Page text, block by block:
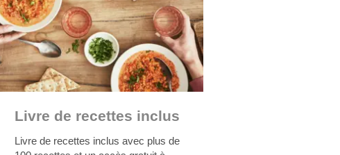
Livre de recettes inclus
Livre de recettes inclus avec plus de